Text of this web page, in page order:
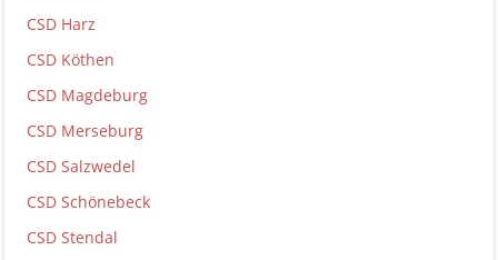
CSD Harz
CSD Köthen
CSD Magdeburg
CSD Merseburg
CSD Salzwedel
CSD Schönebeck
CSD Stendal